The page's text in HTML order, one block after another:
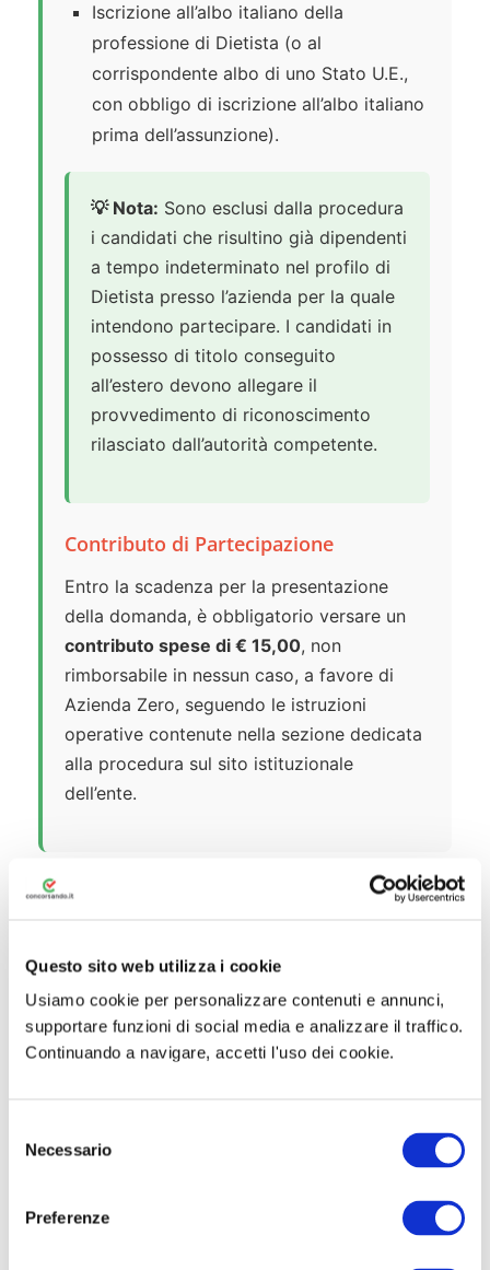
Questo sito web utilizza i cookie
Usiamo cookie per personalizzare contenuti e annunci,
supportare funzioni di social media e analizzare il traffico.
Continuando a navigare, accetti l'uso dei cookie.
Necessario
Preferenze
Iscrizione all’albo italiano della
professione di Dietista (o al
corrispondente albo di uno Stato U.E.,
con obbligo di iscrizione all’albo italiano
prima dell’assunzione).
💡 Nota: Sono esclusi dalla procedura
i candidati che risultino già dipendenti
a tempo indeterminato nel profilo di
Dietista presso l’azienda per la quale
intendono partecipare. I candidati in
possesso di titolo conseguito
all’estero devono allegare il
provvedimento di riconoscimento
rilasciato dall’autorità competente.
Contributo di Partecipazione
Entro la scadenza per la presentazione
della domanda, è obbligatorio versare un
contributo spese di € 15,00, non
rimborsabile in nessun caso, a favore di
Azienda Zero, seguendo le istruzioni
operative contenute nella sezione dedicata
alla procedura sul sito istituzionale
dell’ente.
🎯 Prove d’Esame
Il concorso è per titoli ed esami
. Ai sensi
del D.P.R. n. 220/2001, il candidato dovrà
successiva. La Commissione Esaminatrice
valutazione complessiva delle prove.